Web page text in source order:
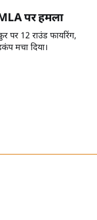
पर हमला
पर 12 राउंड फायरिंग,
मचा दिया।